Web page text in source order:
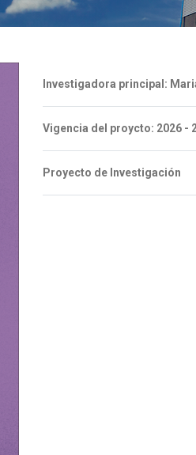
Investigadora principal:
Vigencia del proycto: 2026 -
Proyecto de Investigación